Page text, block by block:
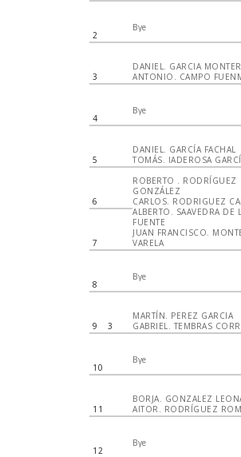
2
Bye
3
DANIEL. GARCIA
ANTONIO. CAMPO
4
Bye
5
DANIEL. GARCÍA FACHAL
TOMÁS. IADEROSA
6
ROBERTO . RODRÍGUEZ
GONZÁLEZ
CARLOS. RODRIGUEZ
7
ALBERTO. SAAVEDRA DE
FUENTE
JUAN FRANCISCO.
VARELA
8
Bye
9 3
MARTÍN. PEREZ GARCIA
GABRIEL. TEMBRAS
10
Bye
11
BORJA. GONZALEZ
AITOR. RODRÍGUEZ
12
Bye